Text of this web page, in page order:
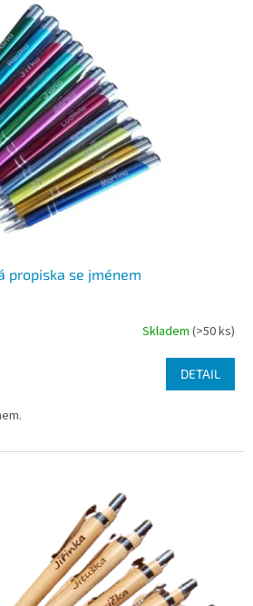
propiska se jménem
Skladem(>50 ks)
DETAIL